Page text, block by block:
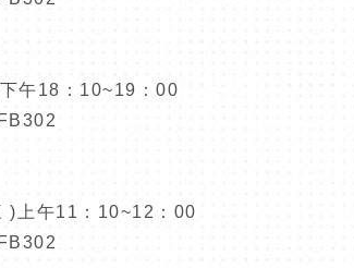
下午18 ： 10~19 ：00
FB302
) 上午11 ： 10~12 ： 00
FB302